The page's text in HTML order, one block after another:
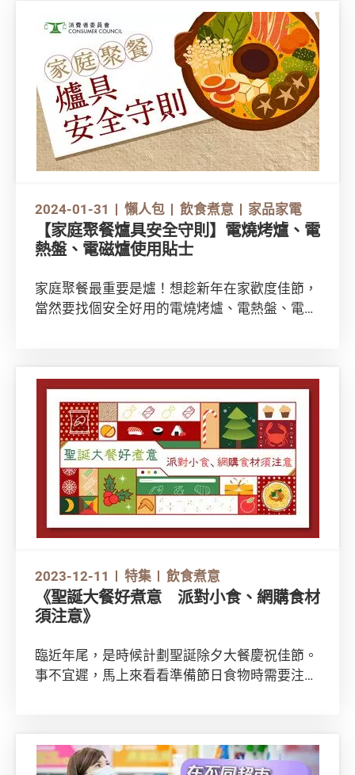
2024-01-31 懶人包 飲食煮意 家品家電
【家庭聚餐爐具安全守則】電燒烤爐、電
熱盤、電磁爐使用貼士
家庭聚餐最重要是爐！想趁新年在家歡度佳節，
當然要找個安全好用的電燒烤爐、電熱盤、電磁
2023-12-11 特集 飲食煮意
《聖誕大餐好煮意 派對小食、網購食材
須注意》
臨近年尾，是時候計劃聖誕除夕大餐慶祝佳節。
事不宜遲，馬上來看看準備節日食物時需要注意